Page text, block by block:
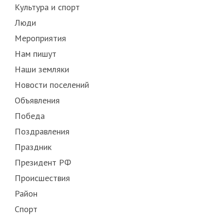
Культура и спорт
Люди
Мероприятия
Нам пишут
Наши земляки
Новости поселений
Объявления
Победа
Поздравления
Праздник
Президент РФ
Происшествия
Район
Спорт